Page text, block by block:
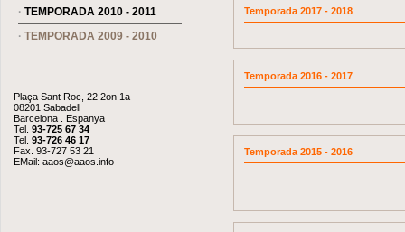
· TEMPORADA 2010 - 2011
· TEMPORADA 2009 - 2010
Plaça Sant Roc, 22 2on 1a
08201 Sabadell
Barcelona . Espanya
Tel. 93-725 67 34
Tel. 93-726 46 17
Fax. 93-727 53 21
EMail: aaos@aaos.info
Temporada 2017 - 2018
Temporada 2016 - 2017
Temporada 2015 - 2016